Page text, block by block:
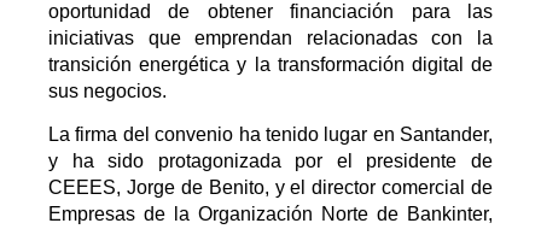
oportunidad de obtener financiación para las
iniciativas que emprendan relacionadas con la
transición energética y la transformación digital de
sus negocios.
La firma del convenio ha tenido lugar en Santander,
y ha sido protagonizada por el presidente de
CEEES, Jorge de Benito, y el director comercial de
Empresas de la Organización Norte de Bankinter,